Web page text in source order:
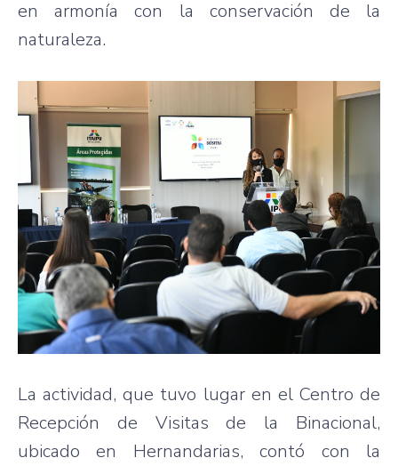
en armonía con la conservación de la
naturaleza.
La actividad, que tuvo lugar en el Centro de
Recepción de Visitas de la Binacional,
ubicado en Hernandarias, contó con la